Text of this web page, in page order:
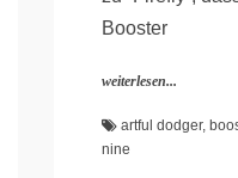
Booster
weiterlesen...
artful dodger,
nine